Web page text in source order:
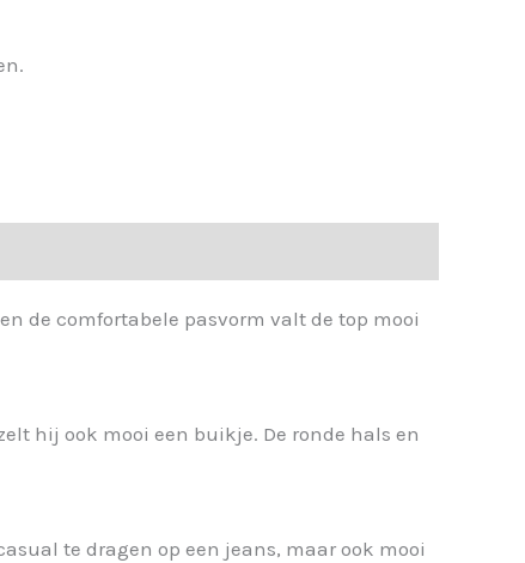
de comfortabele pasvorm valt de top mooi
hij ook mooi een buikje. De ronde hals en
te dragen op een jeans, maar ook mooi